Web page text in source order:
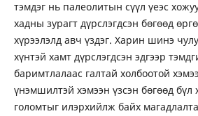
тэмдэг нь палеолитын сүүл үеэс
хадны зурагт дүрслэгдсэн бөгөөд
хүрээлэлд авч үздэг. Харин шинэ
хүнтэй хамт дүрслэгдсэн эдгээр
баримтлалаас галтай холбоотой
үнэмшилтэй хэмээн үзсэн бөгөөд бүл
голомтыг илэрхийлж байх